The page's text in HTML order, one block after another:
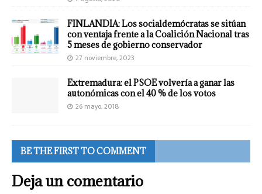
FINLANDIA: Los socialdemócratas se sitúan
con ventaja frente a la Coalición Nacional tras
5 meses de gobierno conservador
27 noviembre, 2023
Extremadura: el PSOE volvería a ganar las
autonómicas con el 40 % de los votos
26 mayo, 2018
BE THE FIRST TO COMMENT
Deja un comentario